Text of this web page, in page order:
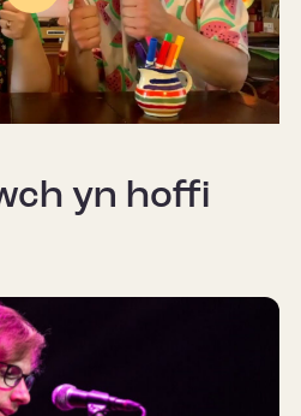
Mute Settings
Play
yn hoffi